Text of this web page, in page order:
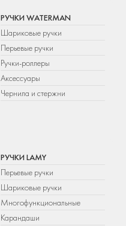
РУЧКИ WATERMAN
Шариковые ручки
Перьевые ручки
Ручки-роллеры
Аксессуары
Чернила и стержни
РУЧКИ LAMY
Перьевые ручки
Шариковые ручки
Многофункциональные
Карандаши